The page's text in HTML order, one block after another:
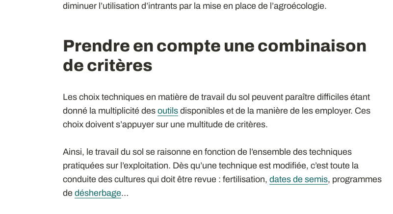
diminuer l’utilisation d’intrants par la mise en place de l’agroécologie.
Prendre en compte une combinaison
de critères
Les choix techniques en matière de travail du sol peuvent paraître difficiles étant
donné la multiplicité des outilsdisponibles et de la manière de les employer. Ces
choix doivent s’appuyer sur une multitude de critères.
Ainsi, le travail du sol se raisonne en fonction de l’ensemble des techniques
pratiquées sur l’exploitation. Dès qu’une technique est modifiée, c’est toute la
conduite des cultures qui doit être revue : fertilisation, dates de semis, programmes
de désherbage…